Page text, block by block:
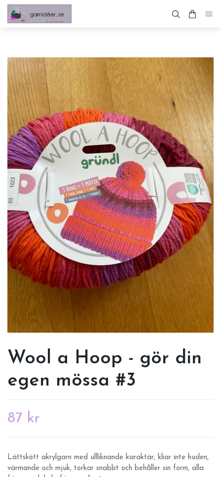
Wool a Hoop - gör din
egen mössa #3
87 kr
Lättskött akrylgarn med ullliknande karaktär, kliar inte huden,
värmande och mjuk, torkar snabbt och behåller sin form, alla